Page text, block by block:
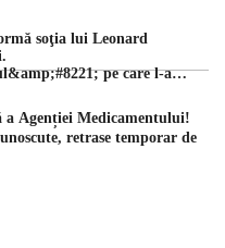
soţia lui Leonard
pe care l-a
a Agenției Medicamentului!
retrase temporar de